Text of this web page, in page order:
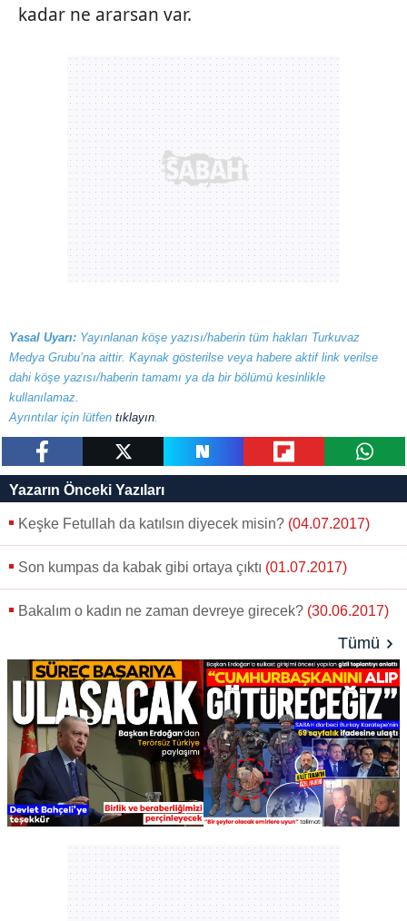
kadar ne ararsan var.
Yasal Uyarı: Yayınlanan köşe yazısı/haberin tüm hakları Turkuvaz
Medya Grubu’na aittir. Kaynak gösterilse veya habere aktif link verilse
dahi köşe yazısı/haberin tamamı ya da bir bölümü kesinlikle
kullanılamaz.
Ayrıntılar için lütfen tıklayın.
Yazarın Önceki Yazıları
Keşke Fetullah da katılsın diyecek misin? (04.07.2017)
Son kumpas da kabak gibi ortaya çıktı (01.07.2017)
Bakalım o kadın ne zaman devreye girecek? (30.06.2017)
Tümü